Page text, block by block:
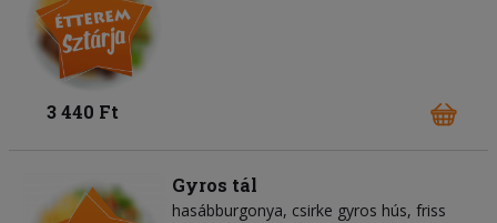
3 440 Ft
Gyros tál
hasábburgonya csirke gyros hús friss